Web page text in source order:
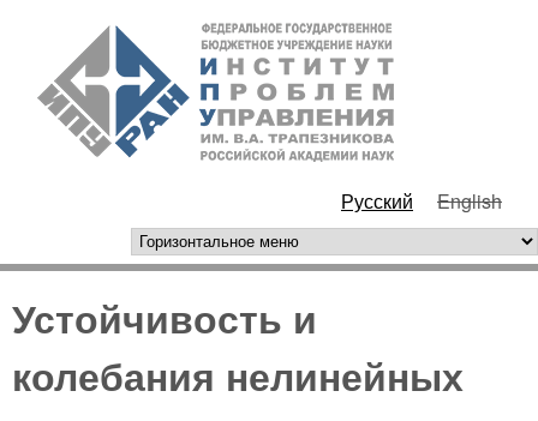
Перейти к основному
содержанию
РАН
Русский English
горизонтальное меню
Устойчивость и
колебания нелинейных